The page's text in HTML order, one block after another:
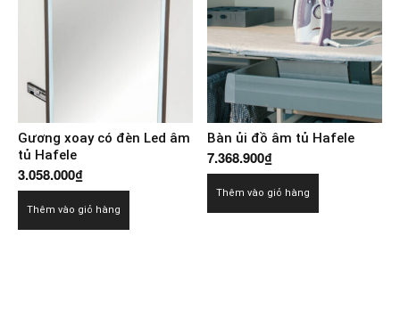
Gương xoay có đèn Led âm
tủ Hafele
3.058.000₫
Thêm vào giỏ hàng
Bàn ủi đồ âm tủ Hafele
7.368.900₫
Thêm vào giỏ hàng